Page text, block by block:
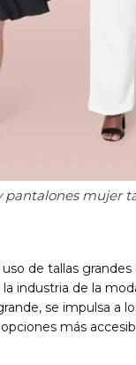
pantalones mujer
uso de tallas
industria de la
se impulsa a
más